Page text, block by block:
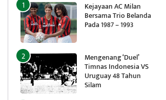
Kejayaan AC Milan
Bersama Trio Belanda
Pada 1987 – 1993
Mengenang ‘Duel’
Timnas Indonesia VS
Uruguay 48 Tahun
Silam